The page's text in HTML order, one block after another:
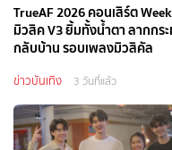
TrueAF 2026 คอนเสิร์ต
มิวสิค V3 ยิ้มทั้งน้ำตา ลากกระ
กลับบ้าน รอบเพลงมิวสิคัล
ข่าวบันเทิง 3 วันที่แล้ว